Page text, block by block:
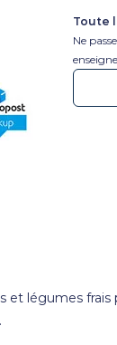
Toute
Ne
et légumes frais